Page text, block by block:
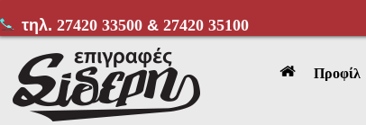
τηλ. 27420 33500 & 27420 35100
Προφίλ